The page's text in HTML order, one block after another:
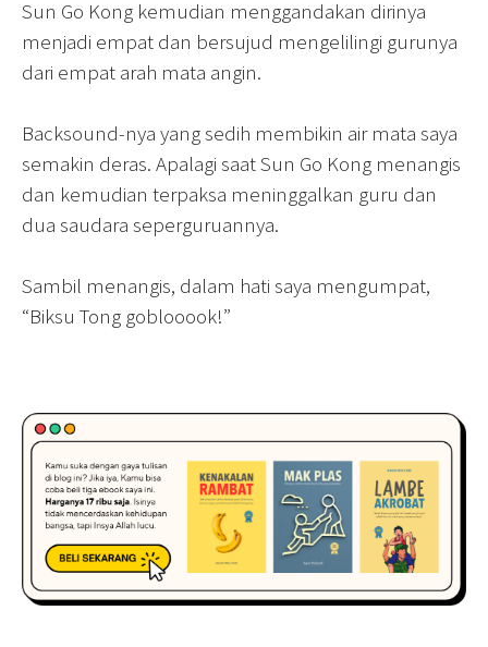
Sun Go Kong kemudian menggandakan dirinya
menjadi empat dan bersujud mengelilingi gurunya
dari empat arah mata angin.
Backsound-nya yang sedih membikin air mata saya
semakin deras. Apalagi saat Sun Go Kong menangis
dan kemudian terpaksa meninggalkan guru dan
dua saudara seperguruannya.
Sambil menangis, dalam hati saya mengumpat,
“Biksu Tong goblooook!”